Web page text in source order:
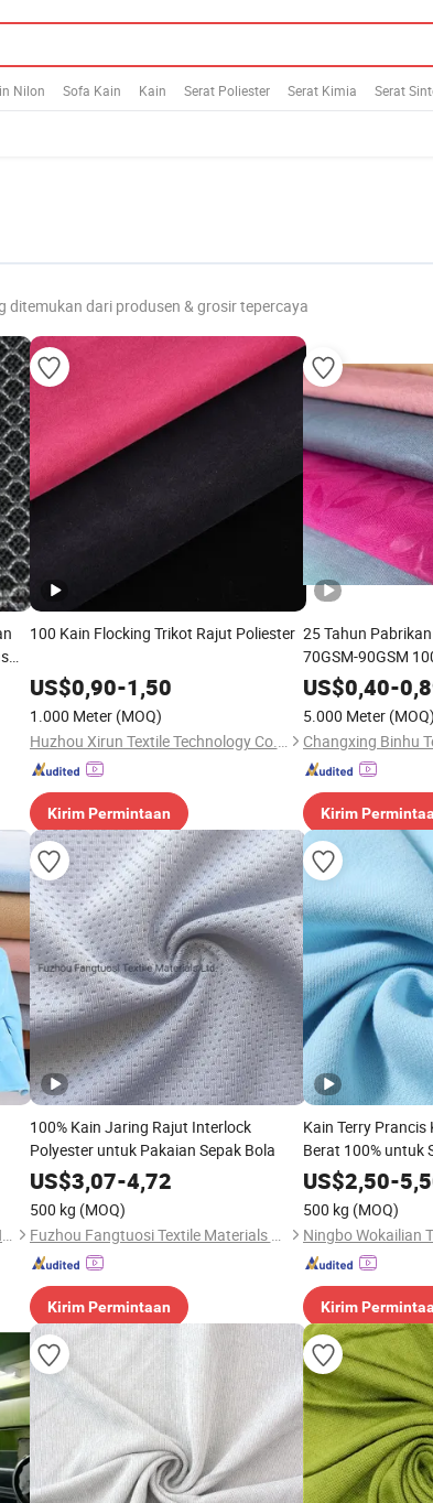
Nilon Sofa Kain Kain Serat Poliester Serat Kimia Serat
ditemukan dari produsen & grosir tepercaya
100 Kain Flocking Trikot Rajut Poliester
US$0,90-1,50
1.000 Meter (MOQ)
Huzhou Xirun Textile Technology Co., Ltd.
Kirim Permintaan
25 Tahun
70GSM-90GSM
Poliester Rajut
Mikrofiber Mikro/
US$0,40-
5.000 Meter (MOQ)
Changxing Binhu
Kirim
CHANGZHOU KINGCASON PRINTING & DYEING CO., LTD.
100% Kain Jaring Rajut Interlock
Polyester untuk Pakaian Sepak Bola
US$3,07-4,72
500 kg (MOQ)
Fuzhou Fangtuosi Textile Materials Ltd.
Kirim Permintaan
Kain Terry
Berat 100% untuk
US$2,50-
500 kg (MOQ)
Ningbo Wokailian
Kirim